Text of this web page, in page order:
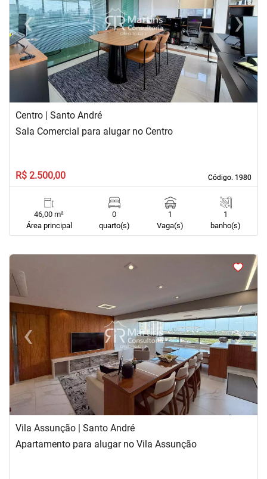
‹Previous ›Next
Centro | Santo André
Código. 1980
Código. 1980
Sala Comercial para alugar no Centro
R$ 2.500,00
46,00 m²
Área principal
0
quarto(s)
1
Vaga(s)
1
banho(s)
<
‹Previous ›Next
Vila Assunção | Santo André
Apartamento para alugar no Vila Assunção